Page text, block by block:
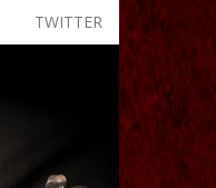
TWITTER